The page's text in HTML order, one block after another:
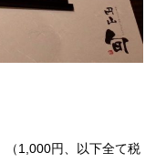
（1,000円、以下全て税